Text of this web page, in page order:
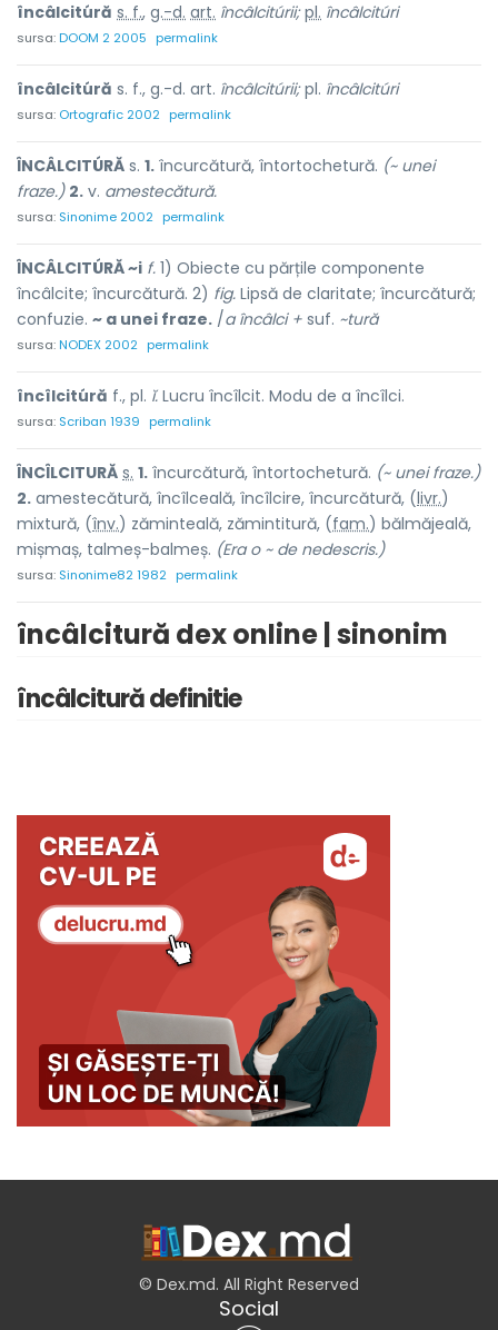
încâlcitúră s. f., g.-d. art. încâlcitúrii; pl. încâlcitúri
sursa:DOOM 2 2005 permalink
încâlcitúră s. f., g.-d. art. încâlcitúrii;pl. încâlcitúri
sursa: Ortografic 2002 permalink
ÎNCÂLCITÚRĂ s. 1. încurcătură, întortochetură. (~ unei
fraze.) 2. v. amestecătură.
sursa: Sinonime 2002 permalink
ÎNCÂLCITÚRĂ ~i f. 1) Obiecte cu părțile componente
încâlcite; încurcătură. 2) fig. Lipsă de claritate; încurcătură;
confuzie. ~ a unei fraze. /a încâlci + suf. ~tură
sursa:NODEX 2002 permalink
încîlcitúră f., pl. ĭ. Lucru încîlcit. Modu de a încîlci.
sursa: Scriban 1939 permalink
ÎNCÎLCITURĂ s. 1. încurcătură, întortochetură. (~ unei fraze.)
2. amestecătură, încîlceală, încîlcire, încurcătură, (livr.)
mixtură, (înv.) zăminteală, zămintitură, (fam.) bălmăjeală,
mișmaș, talmeș-balmeș. (Era o ~ de nedescris.)
sursa: Sinonime82 1982 permalink
încâlcitură dex online | sinonim
încâlcitură definitie
© Dex.md. All Right Reserved
Social